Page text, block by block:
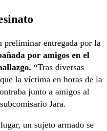
entregada por la
por amigos en el
“Tras diversas
la víctima en horas de la
junto a amigos al
Jara.
un sujeto armado se